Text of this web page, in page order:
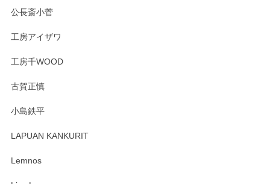
公長斎小菅
工房アイザワ
工房千WOOD
古賀正慎
小島鉄平
LAPUAN KANKURIT
Lemnos